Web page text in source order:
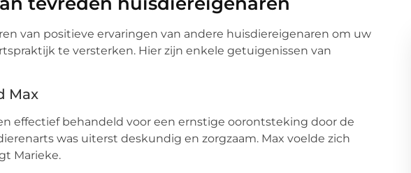
van positieve ervaringen van andere huisdiereigenaren om uw
te versterken. Hier zijn enkele getuigenissen van
Max
effectief behandeld voor een ernstige oorontsteking door de
was uiterst deskundig en zorgzaam. Max voelde zich
Marieke.